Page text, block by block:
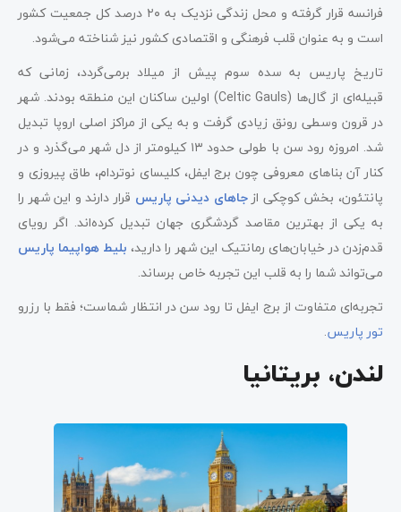
فرانسه قرار گرفته و محل زندگی نزدیک به ۲۰ درصد کل جمعیت کشور
است و به‌ عنوان قلب فرهنگی و اقتصادی کشور نیز شناخته می‌شود.
تاریخ پاریس به سده سوم پیش از میلاد برمی‌گردد، زمانی که
قبیله‌ای از گال‌ها (Celtic Gauls) اولین ساکنان این منطقه بودند. شهر
در قرون وسطی رونق زیادی گرفت و به یکی از مراکز اصلی اروپا تبدیل
شد. امروزه رود سن با طولی حدود ۱۳ کیلومتر از دل شهر می‌گذرد و در
کنار آن بناهای معروفی چون برج ایفل، کلیسای نوتردام، طاق پیروزی و
پانتئون، بخش کوچکی از جاهای دیدنی پاریس قرار دارند و این شهر را
به یکی از بهترین مقاصد گردشگری جهان تبدیل کرده‌اند. اگر رویای
قدم‌زدن در خیابان‌های رمانتیک این شهر را دارید، بلیط هواپیما پاریس
می‌تواند شما را به قلب این تجربه خاص برساند.
تجربه‌ای متفاوت از برج ایفل تا رود سن در انتظار شماست؛ فقط با رزرو
تور پاریس.
لندن، بریتانیا